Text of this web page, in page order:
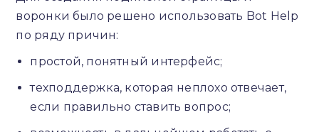
воронки было решено использовать Bot Help
по ряду причин:
простой, понятный интерфейс;
техподдержка, которая неплохо отвечает,
если правильно ставить вопрос;